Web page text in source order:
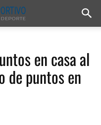
en casa al
de puntos en